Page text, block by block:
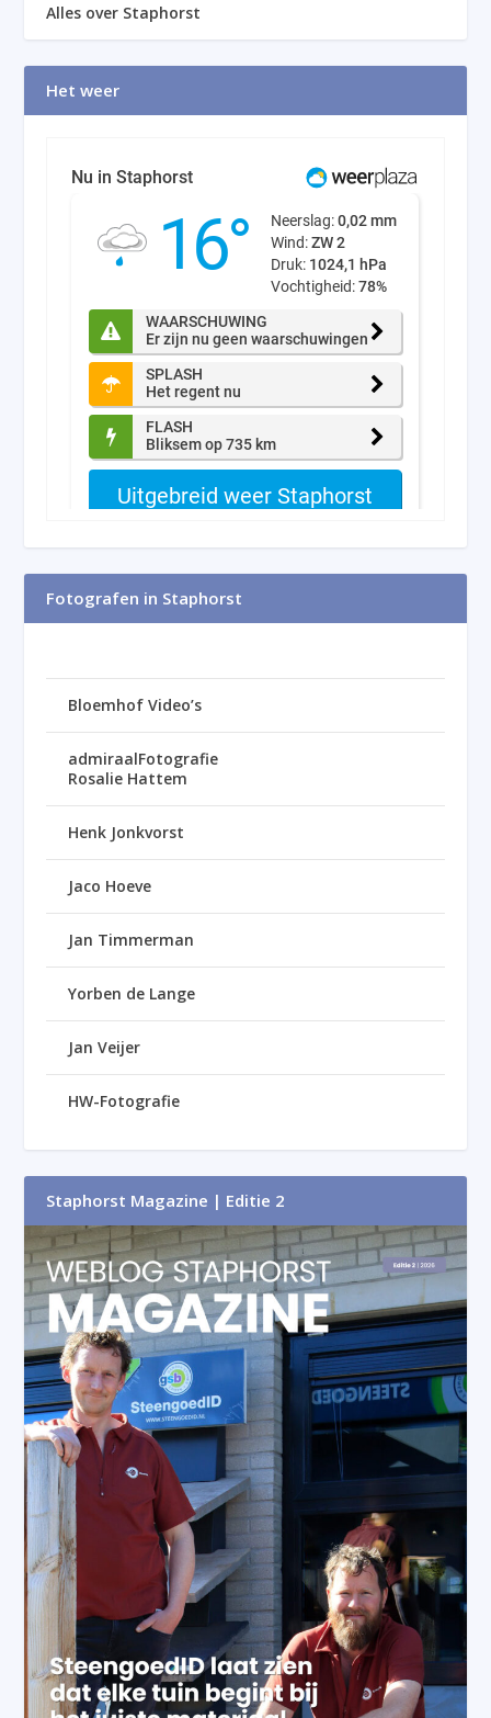
Alles over Staphorst
Het weer
Fotografen in Staphorst
Bloemhof Video’s
admiraalFotografie
Rosalie Hattem
Henk Jonkvorst
Jaco Hoeve
Jan Timmerman
Yorben de Lange
Jan Veijer
HW-Fotografie
Staphorst Magazine | Editie 2